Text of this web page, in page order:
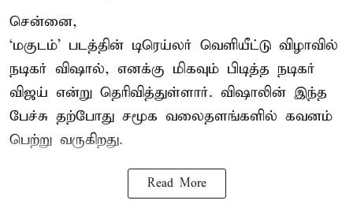
சென்னை,
‘மகுடம்’ படத்தின் டிரெய்லர் வெளியீட்டு விழாவில்
நடிகர் விஷால், எனக்கு மிகவும் பிடித்த நடிகர்
விஜய் என்று தெரிவித்துள்ளார். விஷாலின் இந்த
பேச்சு தற்போது சமூக வலைதளங்களில் கவனம்
பெற்று வருகிறது.
Read More